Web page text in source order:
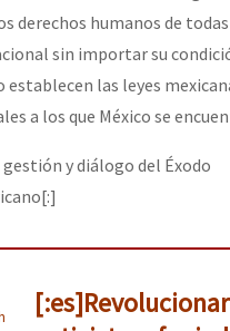
derechos humanos de
sin importar su
establecen las leyes
a los que México se
y diálogo del Éxodo